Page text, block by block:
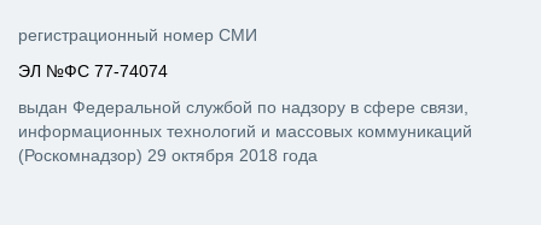
регистрационный номер СМИ
ЭЛ №ФС 77-74074
выдан Федеральной службой по надзору в сфере связи,
информационных технологий и массовых коммуникаций
(Роскомнадзор) 29 октября 2018 года